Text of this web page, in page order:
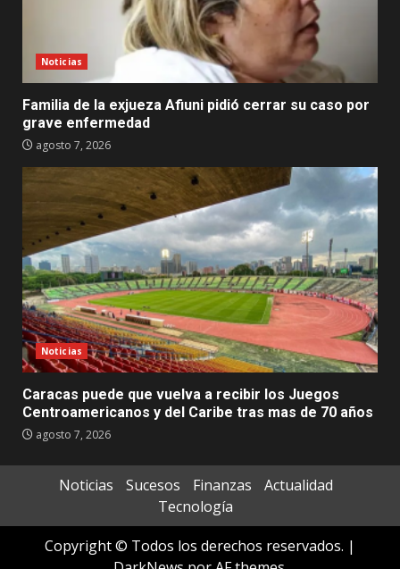
Noticias
Familia de la exjueza Afiuni pidió cerrar su caso por
grave enfermedad
agosto 7, 2026
Noticias
Caracas puede que vuelva a recibir los Juegos
Centroamericanos y del Caribe tras mas de 70 años
agosto 7, 2026
Noticias Sucesos Finanzas
Actualidad
Tecnología
Copyright © Todos los derechos reservados. |